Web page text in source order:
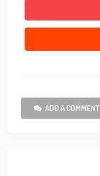
ADD A COMMENT